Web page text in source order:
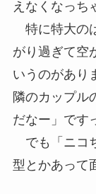
えなくなっち
特に特大の
がり過ぎて空
いうのがあり
隣のカップル
だなー」です
でも「ニコ
型とかあって